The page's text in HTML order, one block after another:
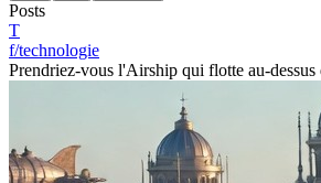
Posts
T
f/technologie
Prendriez-vous l'Airship qui flotte au-dessus